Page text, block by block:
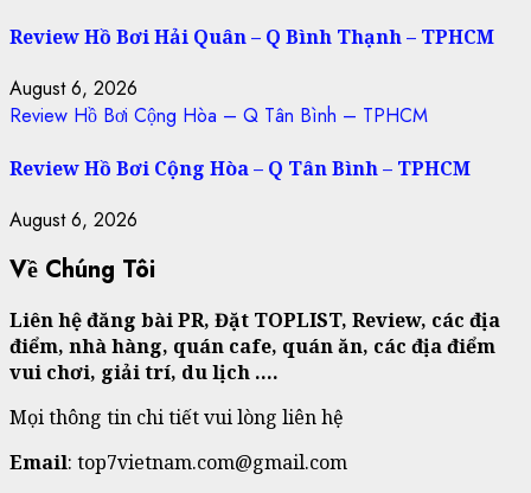
Review Hồ Bơi Hải Quân – Q Bình Thạnh – TPHCM
August 6, 2026
Review Hồ Bơi Cộng Hòa – Q Tân Bình – TPHCM
Review Hồ Bơi Cộng Hòa – Q Tân Bình – TPHCM
August 6, 2026
Về Chúng Tôi
Liên hệ đăng bài PR, Đặt TOPLIST, Review, các địa
điểm, nhà hàng, quán cafe, quán ăn, các địa điểm
vui chơi, giải trí, du lịch ….
Mọi thông tin chi tiết vui lòng liên hệ
Email: top7vietnam.com@gmail.com